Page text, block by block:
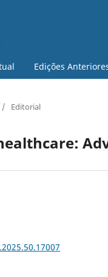
Edições
/ Editorial